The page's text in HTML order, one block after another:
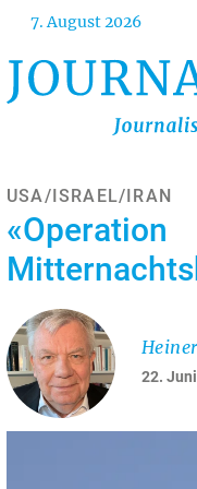
Direkt
Inhalt
7. August 2026
USA/ISRAEL/IRAN
«Operation
22.